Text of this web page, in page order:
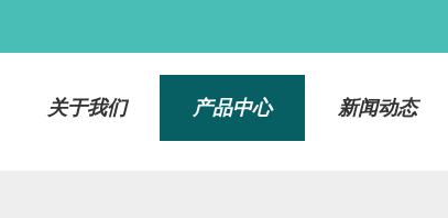
关于我们 产品中心 新闻动态